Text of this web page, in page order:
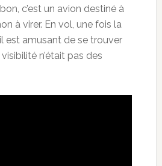
c’est un avion destiné à
à virer. En vol, une fois la
est amusant de se trouver
n’était pas des